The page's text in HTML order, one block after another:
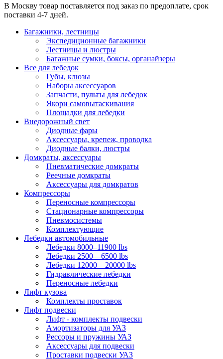
В Москву товар поставляется под заказ по предоплате, срок
поставки 4-7 дней.
Багажники, лестницы
Экспедиционные багажники
Лестницы и люстры
Багажные сумки, боксы, органайзеры
Все для лебедок
Губы, клюзы
Наборы аксессуаров
Запчасти, пульты для лебедок
Якори самовытаскивания
Площадки для лебедки
Внедорожный свет
Диодные фары
Аксессуары, крепеж, проводка
Диодные балки, люстры
Домкраты, аксессуары
Пневматические домкраты
Реечные домкраты
Аксессуары для домкратов
Компрессоры
Переносные компрессоры
Стационарные компрессоры
Пневмосистемы
Комплектующие
Лебедки автомобильные
Лебедки 8000–11900 lbs
Лебедки 2500—6500 lbs
Лебедки 12000—20000 lbs
Гидравлические лебедки
Переносные лебедки
Лифт кузова
Комплекты проставок
Лифт подвески
Лифт - комплекты подвески
Амортизаторы для УАЗ
Рессоры и пружины УАЗ
Аксессуары для подвески
Проставки подвески УАЗ